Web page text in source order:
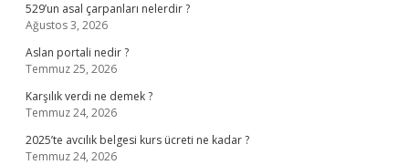
529’un asal çarpanları nelerdir ?
Ağustos 3, 2026
Aslan portali nedir ?
Temmuz 25, 2026
Karşılık verdi ne demek ?
Temmuz 24, 2026
2025’te avcılık belgesi kurs ücreti ne kadar ?
Temmuz 24, 2026